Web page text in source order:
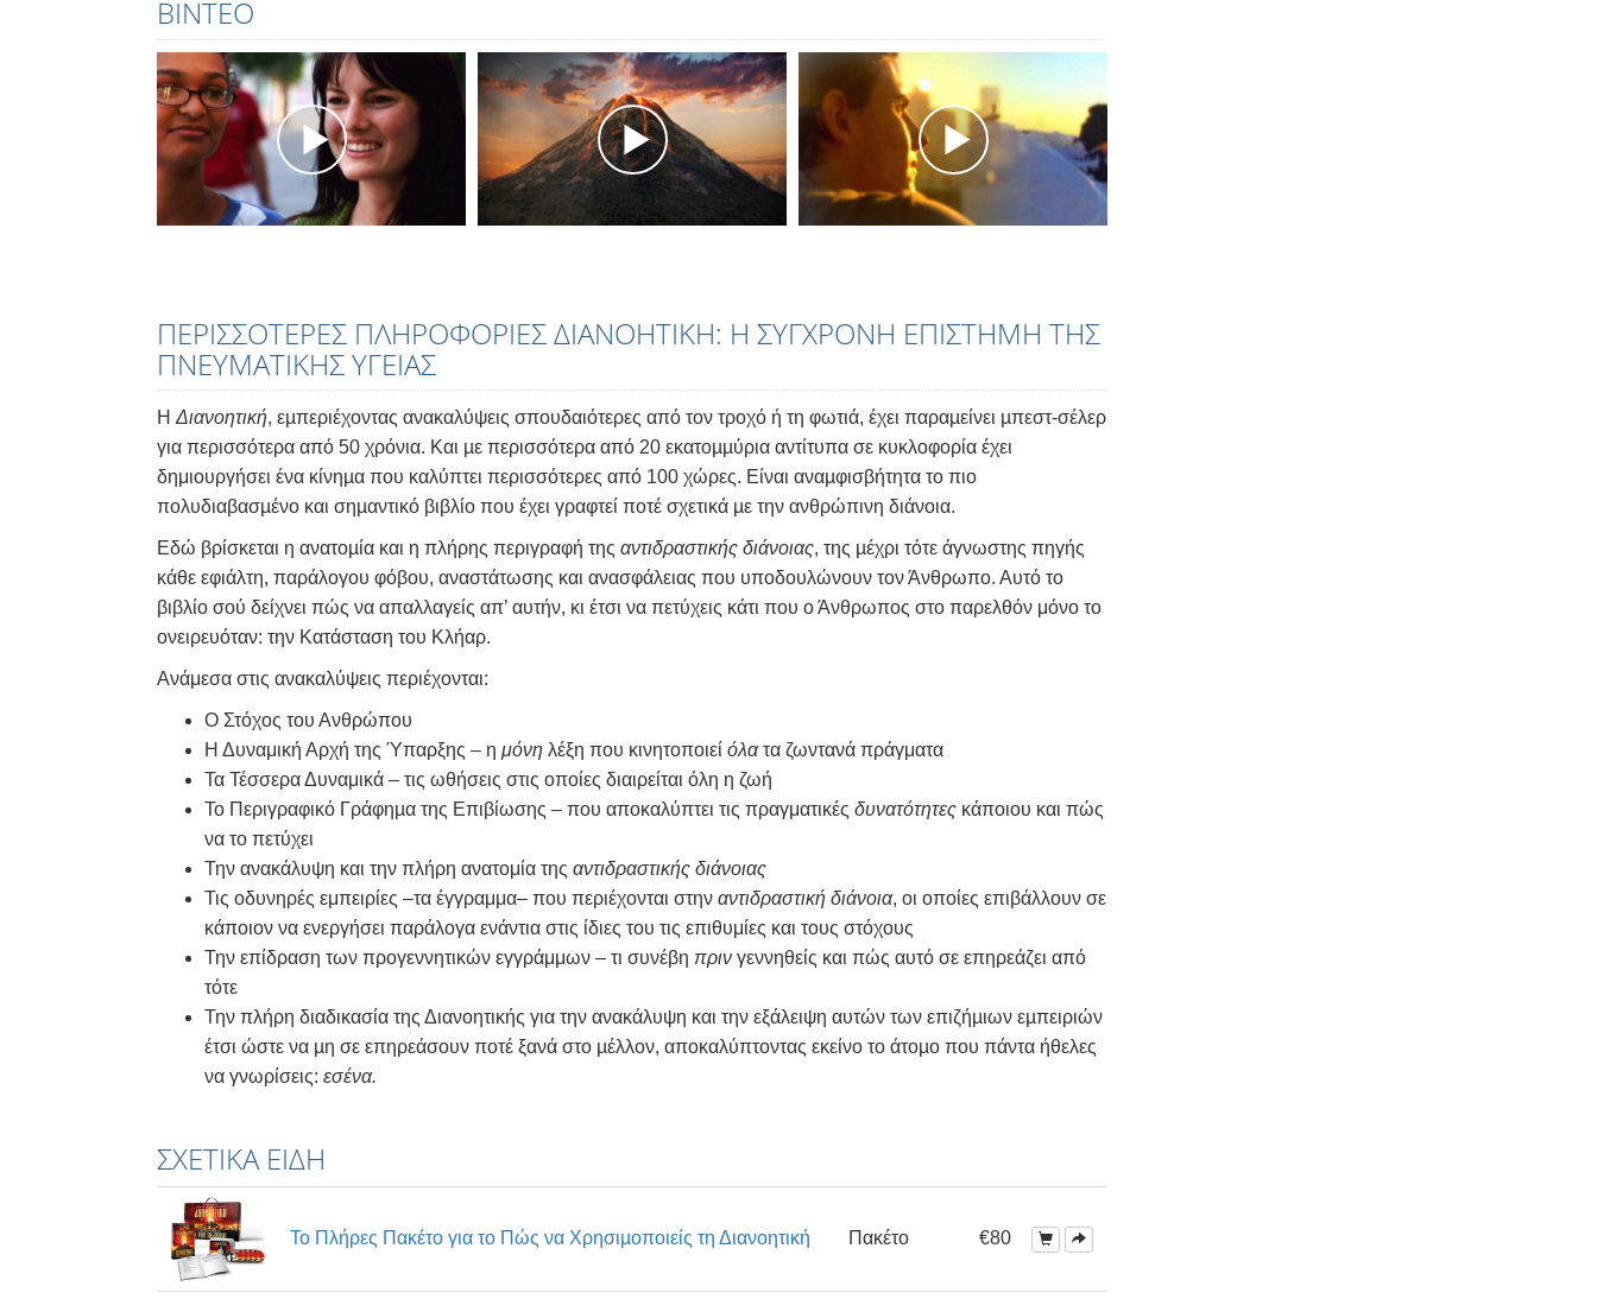
ΒΊΝΤΕΟ
ΠΕΡΙΣΣΟΤΕΡΕΣ ΠΛΗΡΟΦΟΡΙΕΣ ΔΙΑΝΟΗΤΙΚΗ: Η ΣΥΓΧΡΟΝΗ ΕΠΙΣΤΗΜΗ ΤΗΣ
ΠΝΕΥΜΑΤΙΚΗΣ ΥΓΕΙΑΣ
Η Διανοητική, εµπεριέχοντας ανακαλύψεις σπουδαιότερες από τον τροχό ή τη φωτιά, έχει παραµείνει µπεστ-σέλερ
για περισσότερα από 50 χρόνια. Και µε περισσότερα από 20 εκατοµµύρια αντίτυπα σε κυκλοφορία έχει
δημιουργήσει ένα κίνηµα που καλύπτει περισσότερες από 100 χώρες. Είναι αναµφισβήτητα το πιο
πολυδιαβασµένο και σηµαντικό βιβλίο που έχει γραφτεί ποτέ σχετικά µε την ανθρώπινη διάνοια.
Εδώ βρίσκεται η ανατοµία και η πλήρης περιγραφή της αντιδραστικής διάνοιας, της µέχρι τότε άγνωστης πηγής
κάθε εφιάλτη, παράλογου φόβου, αναστάτωσης και ανασφάλειας που υποδουλώνουν τον Άνθρωπο. Αυτό το
βιβλίο σού δείχνει πώς να απαλλαγείς απ’ αυτήν, κι έτσι να πετύχεις κάτι που ο Άνθρωπος στο παρελθόν μόνο το
ονειρευόταν: την Κατάσταση του Κλήαρ.
Ανάμεσα στις ανακαλύψεις περιέχονται:
Ο Στόχος του Ανθρώπου
Η Δυναμική Αρχή της Ύπαρξης – η μόνη λέξη που κινητοποιεί όλατα ζωντανά πράγματα
Τα Τέσσερα Δυναμικά – τις ωθήσεις στις οποίες διαιρείται όλη η ζωή
Το Περιγραφικό Γράφηµα της Επιβίωσης – που αποκαλύπτει τις πραγματικές δυνατότητες κάποιου και πώς
να το πετύχει
Την ανακάλυψη και την πλήρη ανατομία της αντιδραστικής διάνοιας
Τις οδυνηρές εμπειρίες –τα έγγραμμα– που περιέχονται στην αντιδραστική διάνοια, οι οποίες επιβάλλουν σε
κάποιον να ενεργήσει παράλογα ενάντια στις ίδιες του τις επιθυμίες και τους στόχους
Την επίδραση των προγεννητικών εγγράμμων – τι συνέβη πριν γεννηθείς και πώς αυτό σε επηρεάζει από
τότε
Την πλήρη διαδικασία της Διανοητικής για την ανακάλυψη και την εξάλειψη αυτών των επιζήµιων εµπειριών
έτσι ώστε να µη σε επηρεάσουν ποτέ ξανά στο µέλλον, αποκαλύπτοντας εκείνο το άτοµο που πάντα ήθελες
να γνωρίσεις: εσένα.
ΣΧΕΤΙΚΆ ΕΊΔΗ
Το Πλήρες Πακέτο για το Πώς να Χρησιµοποιείς τη Διανοητική Πακέτο €80